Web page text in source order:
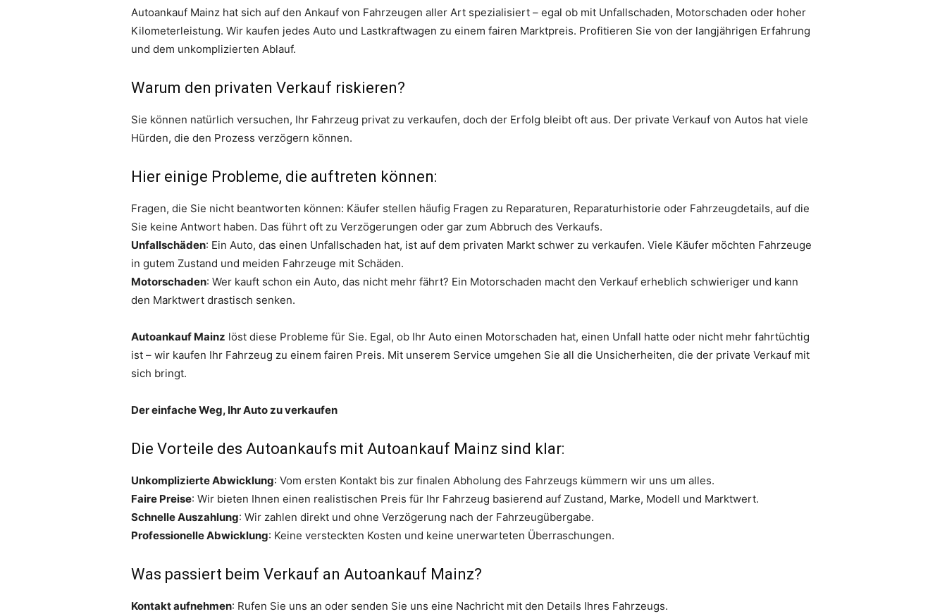
Autoankauf Mainz hat sich auf den Ankauf von Fahrzeugen aller Art spezialisiert – egal ob mit Unfallschaden, Motorschaden oder hoher
Kilometerleistung. Wir kaufen jedes Auto und Lastkraftwagen zu einem fairen Marktpreis. Profitieren Sie von der langjährigen Erfahrung
und dem unkomplizierten Ablauf.
Warum den privaten Verkauf riskieren?
Sie können natürlich versuchen, Ihr Fahrzeug privat zu verkaufen, doch der Erfolg bleibt oft aus. Der private Verkauf von Autos hat viele
Hürden, die den Prozess verzögern können.
Hier einige Probleme, die auftreten können:
Fragen, die Sie nicht beantworten können: Käufer stellen häufig Fragen zu Reparaturen, Reparaturhistorie oder Fahrzeugdetails, auf die
Sie keine Antwort haben. Das führt oft zu Verzögerungen oder gar zum Abbruch des Verkaufs.
Unfallschäden: Ein Auto, das einen Unfallschaden hat, ist auf dem privaten Markt schwer zu verkaufen. Viele Käufer möchten Fahrzeuge
in gutem Zustand und meiden Fahrzeuge mit Schäden.
Motorschaden: Wer kauft schon ein Auto, das nicht mehr fährt? Ein Motorschaden macht den Verkauf erheblich schwieriger und kann
den Marktwert drastisch senken.
Autoankauf Mainz löst diese Probleme für Sie. Egal, ob Ihr Auto einen Motorschaden hat, einen Unfall hatte oder nicht mehr fahrtüchtig
ist – wir kaufen Ihr Fahrzeug zu einem fairen Preis. Mit unserem Service umgehen Sie all die Unsicherheiten, die der private Verkauf mit
sich bringt.
Der einfache Weg, Ihr Auto zu verkaufen
Die Vorteile des Autoankaufs mit Autoankauf Mainz sind klar:
Unkomplizierte Abwicklung: Vom ersten Kontakt bis zur finalen Abholung des Fahrzeugs kümmern wir uns um alles.
Faire Preise: Wir bieten Ihnen einen realistischen Preis für Ihr Fahrzeug basierend auf Zustand, Marke, Modell und Marktwert.
Schnelle Auszahlung: Wir zahlen direkt und ohne Verzögerung nach der Fahrzeugübergabe.
Professionelle Abwicklung: Keine versteckten Kosten und keine unerwarteten Überraschungen.
Was passiert beim Verkauf an Autoankauf Mainz?
Kontakt aufnehmen: Rufen Sie uns an oder senden Sie uns eine Nachricht mit den Details Ihres Fahrzeugs.